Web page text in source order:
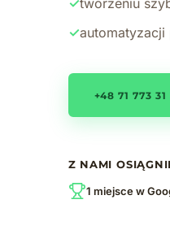
✓tworzeniu
✓automatyzacji
+48 71 773 31
Z NAMI
1 miejsce w